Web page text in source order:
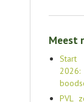
Meest
Start
PVL